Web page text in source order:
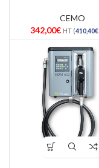
CEMO
342,00€ HT (410,40€